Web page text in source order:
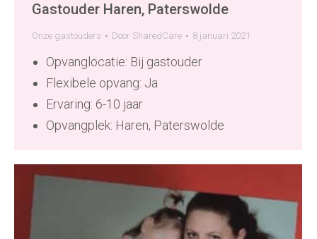
Gastouder Haren, Paterswolde
Onze gastouders Door SharedCare 8 januari 2021
Opvanglocatie: Bij gastouder
Flexibele opvang: Ja
Ervaring: 6-10 jaar
Opvangplek: Haren, Paterswolde